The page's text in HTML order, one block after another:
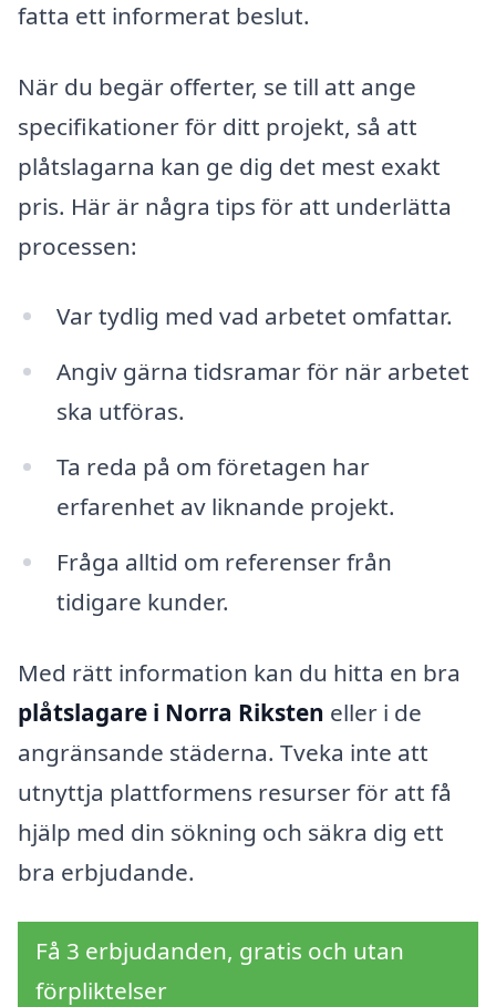
fatta ett informerat beslut.
När du begär offerter, se till att ange
specifikationer för ditt projekt, så att
plåtslagarna kan ge dig det mest exakt
pris. Här är några tips för att underlätta
processen:
Var tydlig med vad arbetet omfattar.
Angiv gärna tidsramar för när arbetet
ska utföras.
Ta reda på om företagen har
erfarenhet av liknande projekt.
Fråga alltid om referenser från
tidigare kunder.
Med rätt information kan du hitta en bra
plåtslagare i Norra Riksten eller i de
angränsande städerna. Tveka inte att
utnyttja plattformens resurser för att få
hjälp med din sökning och säkra dig ett
bra erbjudande.
Få 3 erbjudanden, gratis och utan
förpliktelser